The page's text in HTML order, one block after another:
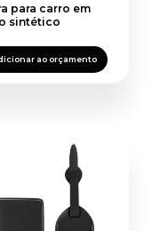
para carro em
sintético
ao orçamento